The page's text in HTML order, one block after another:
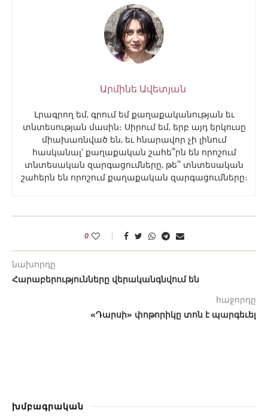
Արմինե Ավետյան
Լրագրող եմ, գրում եմ քաղաքականության եւ
տնտեսության մասին։ Սիրում եմ, երբ այդ երկուսը
միախառնված են, եւ հնարավոր չի լինում
հասկանալ՝ քաղաքական շահե՞րն են որոշում
տնտեսական զարգացումները, թե՞ տնտեսական
շահերն են որոշում քաղաքական զարգացումները։
0
նախորդը
Հարաբերությունները վերականգնվում են
հաջորդը
«Դարսի» փոթորիկը տոն է պարգեւել
խմբագրական